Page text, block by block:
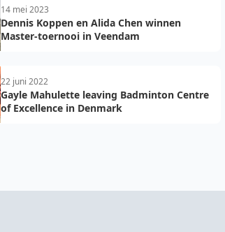
14 mei 2023
Dennis Koppen en Alida Chen winnen
Master-toernooi in Veendam
22 juni 2022
Gayle Mahulette leaving Badminton Centre
of Excellence in Denmark